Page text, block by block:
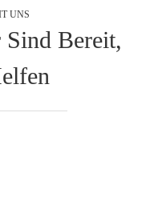
UNS
Bereit,